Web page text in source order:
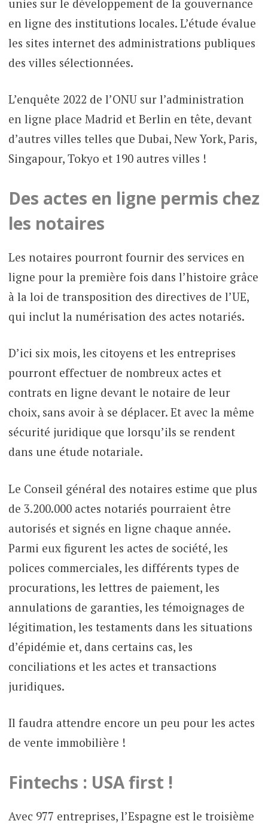
unies sur le développement de la gouvernance
en ligne des institutions locales. L’étude évalue
les sites internet des administrations publiques
des villes sélectionnées.
L’enquête 2022 de l’ONU sur l’administration
en ligne place Madrid et Berlin en tête, devant
d’autres villes telles que Dubai, New York, Paris,
Singapour, Tokyo et 190 autres villes !
Des actes en ligne permis chez
les notaires
Les notaires pourront fournir des services en
ligne pour la première fois dans l’histoire grâce
à la loi de transposition des directives de l’UE,
qui inclut la numérisation des actes notariés.
D’ici six mois, les citoyens et les entreprises
pourront effectuer de nombreux actes et
contrats en ligne devant le notaire de leur
choix, sans avoir à se déplacer. Et avec la même
sécurité juridique que lorsqu’ils se rendent
dans une étude notariale.
Le Conseil général des notaires estime que plus
de 3.200.000 actes notariés pourraient être
autorisés et signés en ligne chaque année.
Parmi eux figurent les actes de société, les
polices commerciales, les différents types de
procurations, les lettres de paiement, les
annulations de garanties, les témoignages de
légitimation, les testaments dans les situations
d’épidémie et, dans certains cas, les
conciliations et les actes et transactions
juridiques.
Il faudra attendre encore un peu pour les actes
de vente immobilière !
Fintechs : USA first !
Avec 977 entreprises, l’Espagne est le troisième